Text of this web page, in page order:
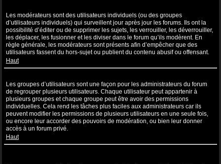
Les modérateurs sont des utilisateurs individuels (ou des groupes
d’utilisateurs individuels) qui surveillent jour après jour les forums. Ils ont la
possibilité d’éditer ou de supprimer les sujets, les verrouiller, les déverrouiller,
les déplacer, les fusionner et les diviser dans le forum qu’ils modèrent. En
règle générale, les modérateurs sont présents afin d’empêcher que des
utilisateurs fassent du hors-sujet ou publient du contenu abusif ou offensant.
Haut
Les groupes d’utilisateurs sont une façon pour les administrateurs du forum
de regrouper plusieurs utilisateurs. Chaque utilisateur peut appartenir à
plusieurs groupes et chaque groupe peut être avoir des permissions
individuelles. Cela rend les tâches plus faciles aux administrateurs car ils
peuvent modifier les permissions de plusieurs utilisateurs en une seule fois,
ou encore leur accorder des pouvoirs de modération, ou bien leur donner
accès à un forum privé.
Haut